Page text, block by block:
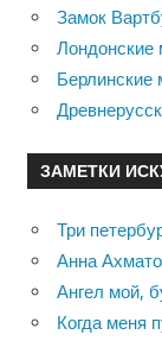
Замок
Лондонские
Берлинские
ЗАМЕТКИ
Три
Анна
Ангел мой,
Когда меня